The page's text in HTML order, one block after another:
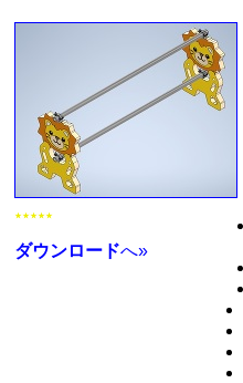
★★★★★
ダウンロードへ»